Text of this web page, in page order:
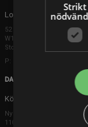
London
52 Brook Street
W1K 5DS London
Storbritannien
P: +44 203 608 8181
DANMARK
Köpenhamn
Ny Østergade 20
1101 København K
Strikt